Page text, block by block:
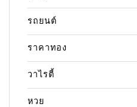
รถยนต์
ราคาทอง
วาไรตี้
หวย